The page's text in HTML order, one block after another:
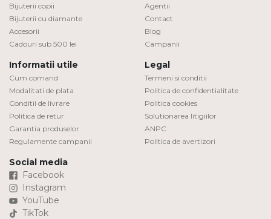
Bijuterii copii
Bijuterii cu diamante
Accesorii
Cadouri sub 500 lei
Agentii
Contact
Blog
Campanii
Informatii utile
Cum comand
Modalitati de plata
Conditii de livrare
Politica de retur
Garantia produselor
Regulamente campanii
Legal
Termeni si conditii
Politica de confidentialitate
Politica cookies
Solutionarea litigiilor
ANPC
Politica de avertizori
Social media
Facebook
Instagram
YouTube
TikTok